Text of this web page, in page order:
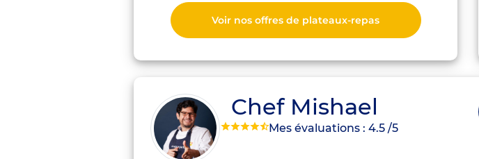
Voir nos offres de plateaux-repas
Chef Mishael
Mes évaluations : 4.5 /5